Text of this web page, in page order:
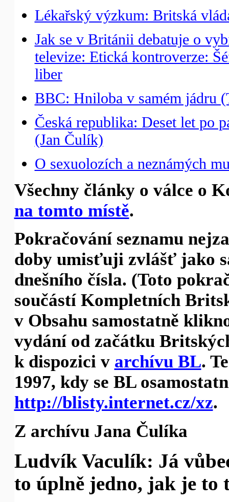
Lékařský výzkum: Britská
Jak se v Británii debatuje o
televize: Etická kontroverze:
liber
BBC: Hniloba v samém jádru
Česká republika: Deset let po
(Jan Čulík)
O sexuolozích a neznámých
Všechny články o válce o
na tomto místě.
Pokračování seznamu
doby umisťuji zvlášť jako
dnešního čísla. (Toto
součástí Kompletních
v Obsahu samostatně
vydání od začátku
k dispozici v archívu BL.
1997, kdy se BL
http://blisty.internet.cz/xz.
Z archívu Jana Čulíka
Ludvík Vaculík: Já
to úplně jedno, jak je to